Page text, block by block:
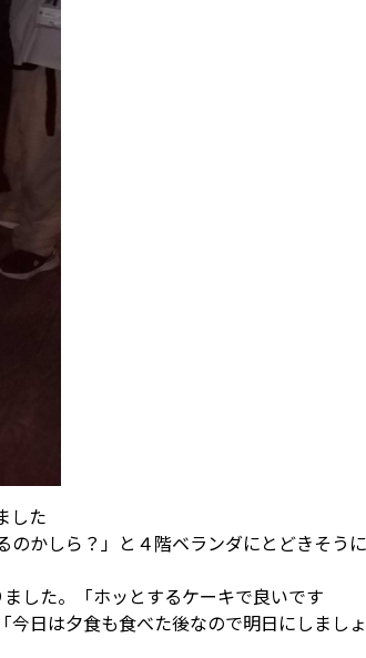
した
のかしら？」と４階ベランダにとどきそうに
した。「ホッとするケーキで良いです
日は夕食も食べた後なので明日にしましょ